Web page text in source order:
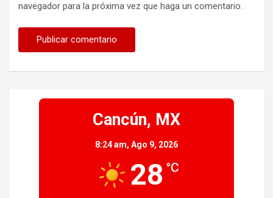
navegador para la próxima vez que haga un comentario.
Cancún, MX
8:24 am, Ago 9, 2026
28 °C